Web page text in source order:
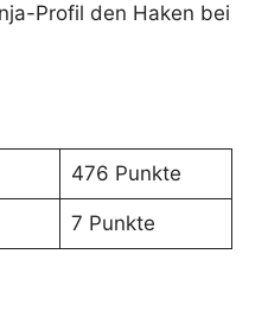
Profil den Haken bei
476 Punkte
7 Punkte